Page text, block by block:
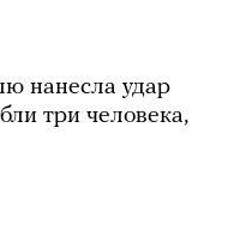
нанесла удар
три человека,